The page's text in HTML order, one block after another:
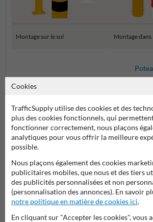
Montage sur le sol Montage dans
Poser votre question à
Nom*
Cookies
TrafficSupply utilise des cookies et des
plus des cookies fonctionnels, qui
fonctionner correctement, nous plaçons
analytiques pour vous offrir la meilleure
possible.
Nous plaçons également des cookies
publicitaires mobiles, que nous et des tiers
des publicités personnalisées et non
(personnalisation des annonces). En savoir
notre politique en matière de cookies ici.
En cliquant sur "Accepter les cookies", vous